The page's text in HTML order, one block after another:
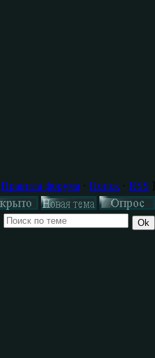
Правила форума · Поиск · RSS ]